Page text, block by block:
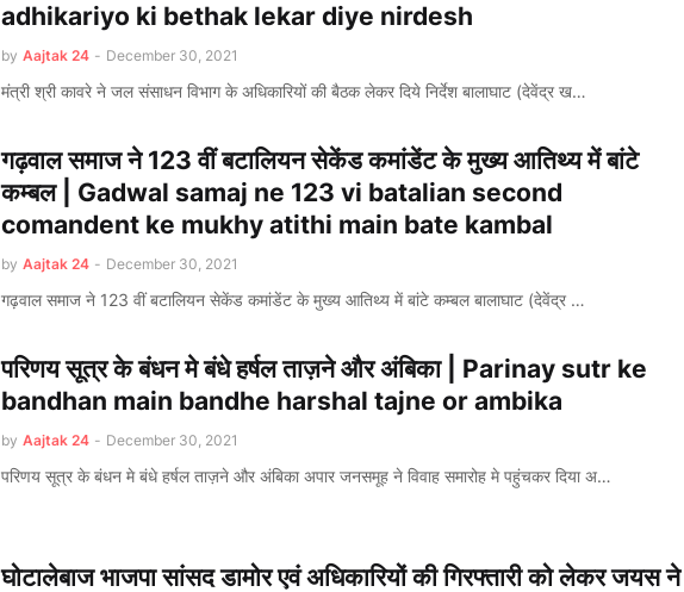
adhikariyo ki bethak lekar diye nirdesh
by Aajtak 24 - December 30, 2021
मंत्री श्री कावरे ने जल संसाधन विभाग के अधिकारियों की बैठक लेकर दिये निर्देश बालाघाट (देवेंद्र ख…
गढ़वाल समाज ने 123 वीं बटालियन सेकेंड कमांडेंट के मुख्य आतिथ्य में बांटे
कम्बल | Gadwal samaj ne 123 vi batalian second
comandent ke mukhy atithi main bate kambal
by Aajtak 24 - December 30, 2021
गढ़वाल समाज ने 123 वीं बटालियन सेकेंड कमांडेंट के मुख्य आतिथ्य में बांटे कम्बल बालाघाट (देवेंद्र …
परिणय सूत्र के बंधन मे बंधे हर्षल ताज़ने और अंबिका | Parinay sutr ke
bandhan main bandhe harshal tajne or ambika
by Aajtak 24 - December 30, 2021
परिणय सूत्र के बंधन मे बंधे हर्षल ताज़ने और अंबिका अपार जनसमूह ने विवाह समारोह मे पहुंचकर दिया अ…
घोटालेबाज भाजपा सांसद डामोर एवं अधिकारियों की गिरफ्तारी को लेकर जयस ने